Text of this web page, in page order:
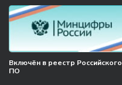
Включён в реестр Российского
ПО